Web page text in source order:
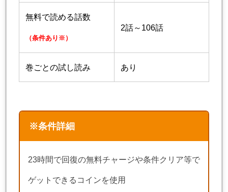
無料で読める話数
（条件あり※）
2話～106話
巻ごとの試し読み あり
※条件詳細
23時間で回復の無料チャージや条件クリア等で
ゲットできるコインを使用